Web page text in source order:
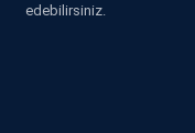
edebilirsiniz.